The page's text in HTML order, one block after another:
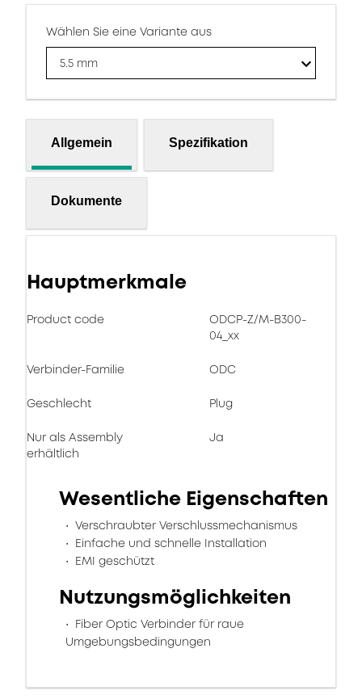
Wählen Sie eine Variante aus
5.5 mm
Allgemein Spezifikation
Dokumente
Hauptmerkmale
Product code
ODCP-Z/M-B300-
04_xx
Verbinder-Familie ODC
Geschlecht Plug
Nur als Assembly
erhältlich
Ja
Wesentliche Eigenschaften
Verschraubter Verschlussmechanismus
Einfache und schnelle Installation
EMI geschützt
Nutzungsmöglichkeiten
Fiber Optic Verbinder für raue
Umgebungsbedingungen